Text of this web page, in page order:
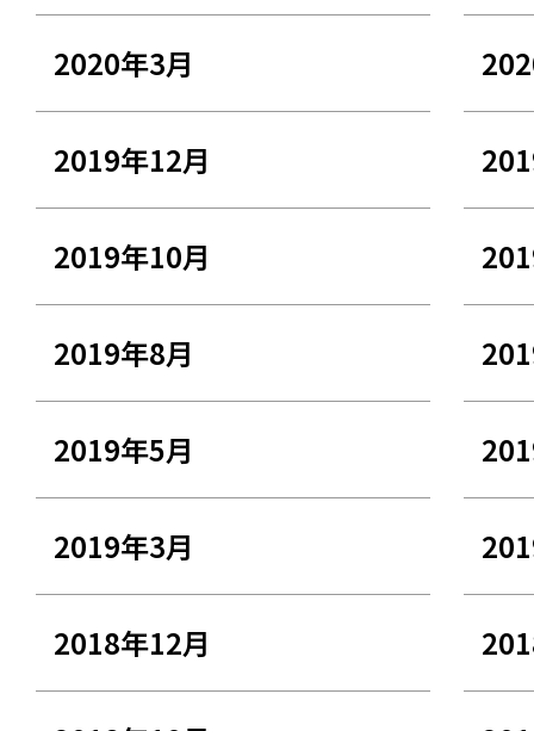
2020年3月
2019年12月
2019年10月
2019年8月
2019年5月
2019年3月
2018年12月